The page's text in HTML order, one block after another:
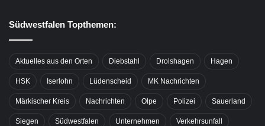
Südwestfalen Topthemen:
Aktuelles aus den Orten Diebstahl Drolshagen Hagen
HSK Iserlohn Lüdenscheid MK Nachrichten
Märkischer Kreis Nachrichten Olpe Polizei Sauerland
Siegen Südwestfalen Unternehmen Verkehrsunfall